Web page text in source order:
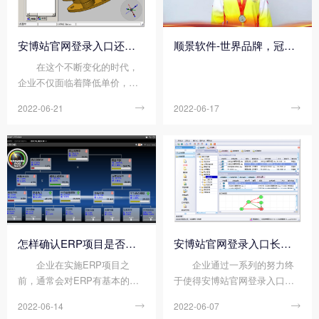
安博站官网登录入口还有哪些地方需要完善?
在这个不断变化的时代，
企业不仅面临着降低单价，还
等挑战。同时也意味着企业ER
站官网登录入口还有哪些需要
完善的地方呢?下面顺景ERP软
件小编就来给大家分析一
下： ...
2022-06-21 
顺景软件-世界品牌，冠军之选，冠军品质
2022-06-17 
怎样确认ERP项目是否成功?
企业在实施ERP项目之
前，通常会对ERP有基本的期
P在将来要给企业解决什么问
2022-06-14 
安博站官网登录入口长期的实施效果
企业通过一系列的努力终
于使得安博站官网登录入口上
安博站官网登录入口的实施效
2022-06-07 